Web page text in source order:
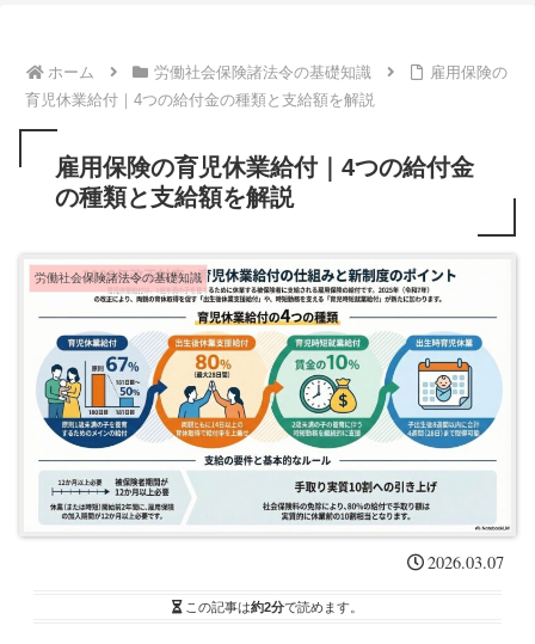
ホーム 労働社会保険諸法令の基礎知識
雇用保険の
育児休業給付｜4つの給付金の種類と支給額を解説
雇用保険の育児休業給付｜4つの給付金
の種類と支給額を解説
労働社会保険諸法令の基礎知識
2026.03.07
この記事は約2分で読めます。